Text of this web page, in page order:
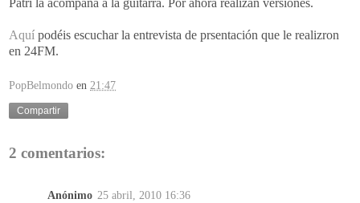
Aquí podéis escuchar la entrevista de prsentación que le realizron
en 24FM.
PopBelmondo en 21:47
Compartir
2 comentarios:
Anónimo 25 abril, 2010 16:36